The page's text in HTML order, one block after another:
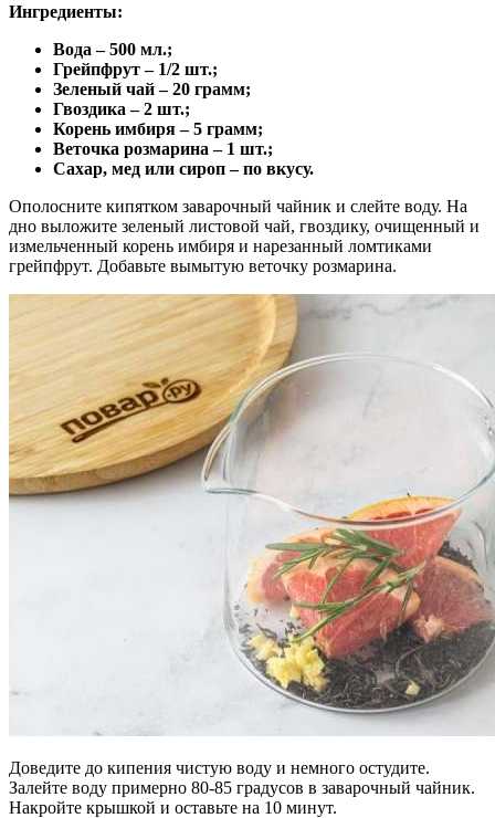
Ингредиенты:
Вода – 500 мл.;
Грейпфрут – 1/2 шт.;
Зеленый чай – 20 грамм;
Гвоздика – 2 шт.;
Корень имбиря – 5 грамм;
Веточка розмарина – 1 шт.;
Сахар, мед или сироп – по вкусу.
Ополосните кипятком заварочный чайник и слейте воду. На
дно выложите зеленый листовой чай, гвоздику, очищенный и
измельченный корень имбиря и нарезанный ломтиками
грейпфрут. Добавьте вымытую веточку розмарина.
Доведите до кипения чистую воду и немного остудите.
Залейте воду примерно 80-85 градусов в заварочный чайник.
Накройте крышкой и оставьте на 10 минут.